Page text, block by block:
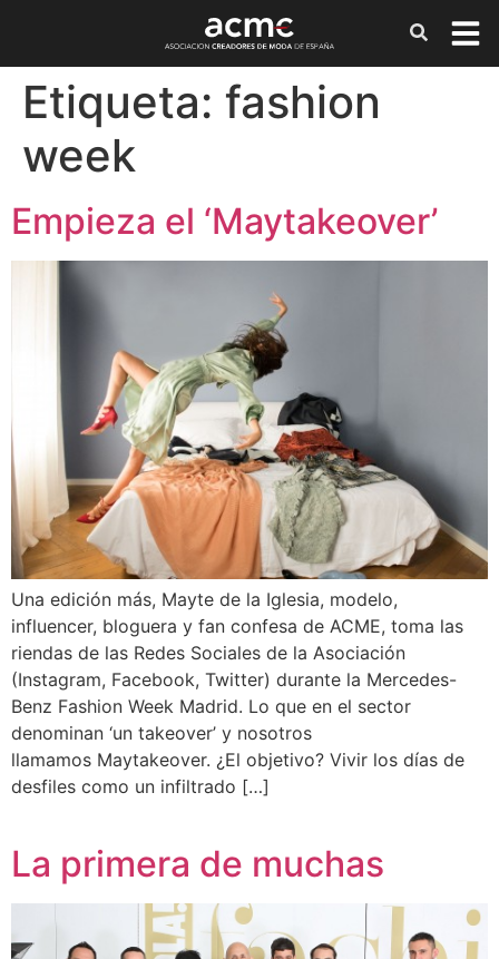
Etiqueta: fashion
week
Empieza el ‘Maytakeover’
Una edición más, Mayte de la Iglesia, modelo,
influencer, bloguera y fan confesa de ACME, toma las
riendas de las Redes Sociales de la Asociación
(Instagram, Facebook, Twitter) durante la Mercedes-
Benz Fashion Week Madrid. Lo que en el sector
denominan ‘un takeover’ y nosotros
llamamos Maytakeover. ¿El objetivo? Vivir los días de
desfiles como un infiltrado […]
La primera de muchas